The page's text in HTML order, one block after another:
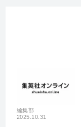
編集部
2025.10.31